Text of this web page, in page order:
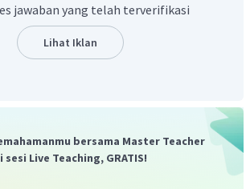
tepat adalah B.
jawaban yang telah terverifikasi
Lihat Iklan
bersama Master Teacher
sesi Live Teaching, GRATIS!